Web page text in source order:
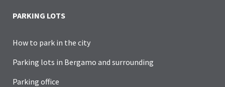
PARKING LOTS
How to park in the city
Parking lots in Bergamo and surrounding
Parking office